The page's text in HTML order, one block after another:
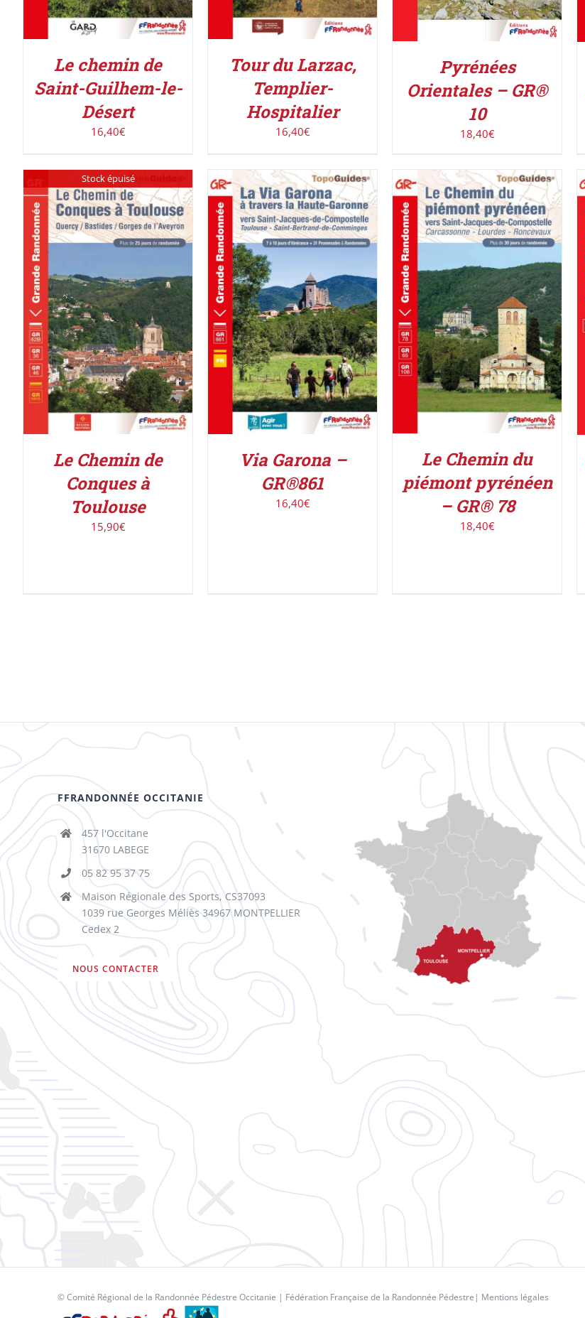
Le chemin de
Saint-Guilhem-le-
Désert
16,40€
Tour du Larzac,
Templier-
Hospitalier
16,40€
Pyrénées
Orientales – GR®
10
18,40€
Stock épuisé
DÉTAILS
Le Chemin de
Conques à
Toulouse
15,90€
AJOUTER AU PANIER
/
DÉTAILS
Via Garona –
GR®861
16,40€
AJOUTER AU PANIER
/
DÉTAILS
Le Chemin du
piémont pyrénéen
– GR® 78
18,40€
FFRANDONNÉE OCCITANIE
457 l'Occitane
31670 LABEGE
05 82 95 37 75
Maison Régionale des Sports, CS37093
1039 rue Georges Méliès 34967 MONTPELLIER
Cedex 2
NOUS CONTACTER
© Comité Régional de la Randonnée Pédestre Occitanie | Fédération Française de la Randonnée Pédestre | Mentions légales